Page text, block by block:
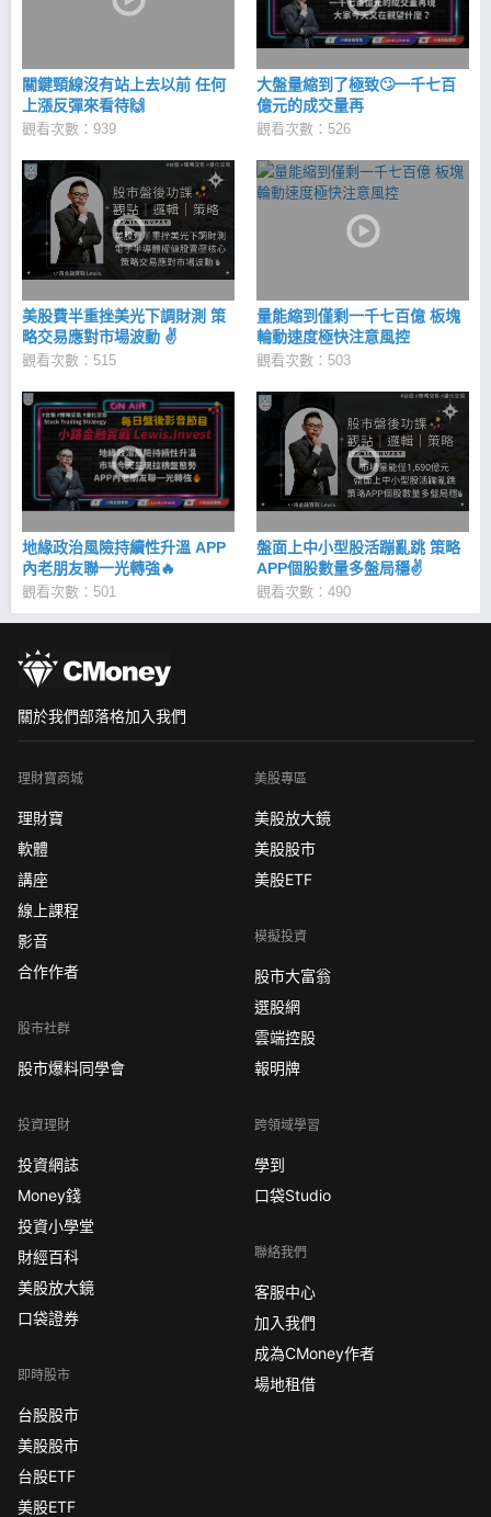
關鍵頸線沒有站上去以前 任何
上漲反彈來看待🙌
觀看次數：939
大盤量縮到了極致🙄一千七百
億元的成交量再
觀看次數：526
美股費半重挫美光下調財測 策
略交易應對市場波動 ✌
觀看次數：515
量能縮到僅剩一千七百億 板塊
輪動速度極快注意風控
觀看次數：503
地緣政治風險持續性升溫 APP
內老朋友聯一光轉強🔥
觀看次數：501
盤面上中小型股活蹦亂跳 策略
APP個股數量多盤局穩✌
觀看次數：490
關於我們部落格加入我們
理財寶商城
理財寶
軟體
講座
線上課程
影音
合作作者
股市社群
股市爆料同學會
投資理財
投資網誌
Money錢
投資小學堂
財經百科
美股放大鏡
口袋證券
即時股市
台股股市
美股股市
台股ETF
美股ETF
美股專區
美股放大鏡
美股股市
美股ETF
模擬投資
股市大富翁
選股網
雲端控股
報明牌
跨領域學習
學到
口袋Studio
聯絡我們
客服中心
加入我們
成為CMoney作者
場地租借